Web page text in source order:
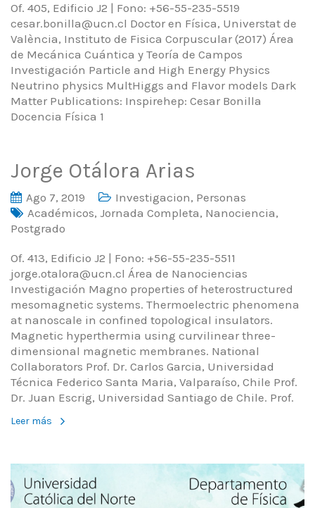
Of. 405, Edificio J2 | Fono: +56-55-235-5519
cesar.bonilla@ucn.cl Doctor en Física, Universtat de
València, Instituto de Fisica Corpuscular (2017) Área
de Mecánica Cuántica y Teoría de Campos
Investigación Particle and High Energy Physics
Neutrino physics MultHiggs and Flavor models Dark
Matter Publications: Inspirehep: Cesar Bonilla
Docencia Física 1
Jorge Otálora Arias
Ago 7, 2019 Investigacion, Personas
Académicos, Jornada Completa, Nanociencia,
Postgrado
Of. 413, Edificio J2 | Fono: +56-55-235-5511
jorge.otalora@ucn.cl Área de Nanociencias
Investigación Magno properties of heterostructured
mesomagnetic systems. Thermoelectric phenomena
at nanoscale in confined topological insulators.
Magnetic hyperthermia using curvilinear three-
dimensional magnetic membranes. National
Collaborators Prof. Dr. Carlos Garcia, Universidad
Técnica Federico Santa Maria, Valparaíso, Chile Prof.
Dr. Juan Escrig, Universidad Santiago de Chile. Prof.
Leer más